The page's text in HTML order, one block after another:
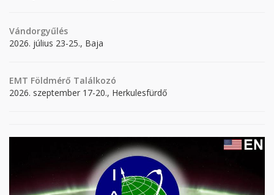
Vándorgyűlés
2026. július 23-25., Baja
EMT Földmérő Találkozó
2026. szeptember 17-20., Herkulesfürdő